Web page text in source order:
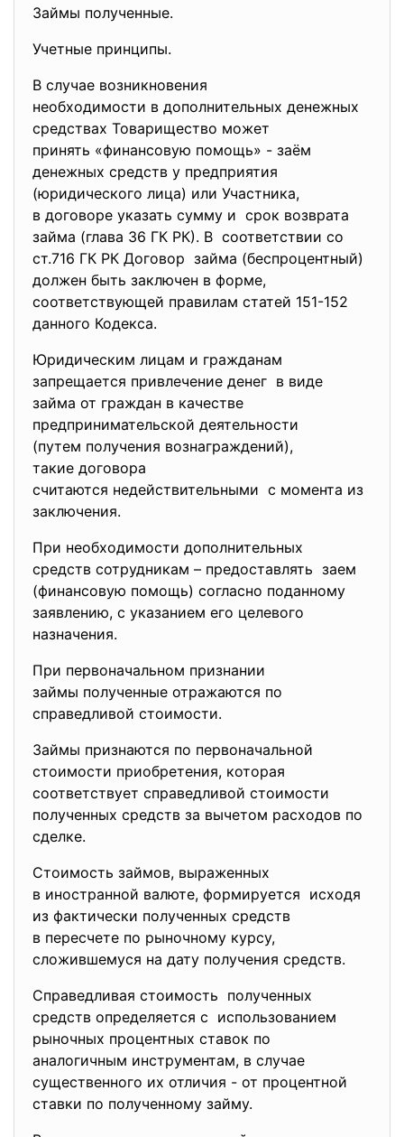
Займы полученные.
Учетные принципы.
В случае возникновения
необходимости в дополнительных денежных
средствах Товарищество может
принять «финансовую помощь» - заём
денежных средств у предприятия
(юридического лица) или Участника,
в договоре указать сумму и срок возврата
займа (глава 36 ГК РК). В соответствии со
ст.716 ГК РК Договор займа (беспроцентный)
должен быть заключен в форме,
соответствующей правилам статей 151-152
данного Кодекса.
Юридическим лицам и гражданам
запрещается привлечение денег в виде
займа от граждан в качестве
предпринимательской деятельности
(путем получения вознаграждений),
такие договора
считаются недействительными с момента из
заключения.
При необходимости дополнительных
средств сотрудникам – предоставлять заем
(финансовую помощь) согласно поданному
заявлению, с указанием его целевого
назначения.
При первоначальном признании
займы полученные отражаются по
справедливой стоимости.
Займы признаются по первоначальной
стоимости приобретения, которая
соответствует справедливой стоимости
полученных средств за вычетом расходов по
сделке.
Стоимость займов, выраженных
в иностранной валюте, формируется исходя
из фактически полученных средств
в пересчете по рыночному курсу,
сложившемуся на дату получения средств.
Справедливая стоимость полученных
средств определяется с использованием
рыночных процентных ставок по
аналогичным инструментам, в случае
существенного их отличия - от процентной
ставки по полученному займу.